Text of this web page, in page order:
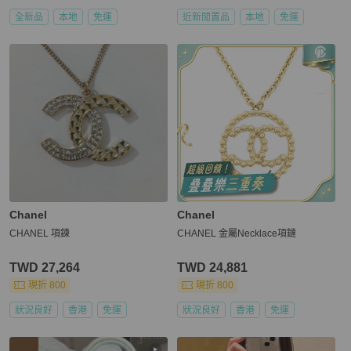
全新品 本地 免運 近新閒置品 本地 免運
Chanel
CHANEL 項鍊
TWD 27,264
現折 800
狀況良好 香港 免運
Chanel
CHANEL 金屬Necklace項鏈
TWD 24,881
現折 800
狀況良好 香港 免運